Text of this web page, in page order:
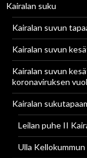
Kairalan suku
Kairalan suvun
Kairalan suvun
Kairalan suvun
koronaviruksen
Kairalan
Leilan puhe II
Ulla